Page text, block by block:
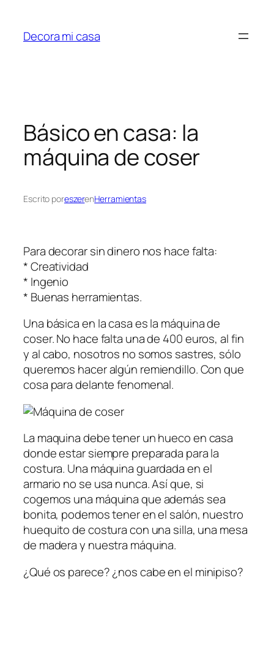
contenido
Decora mi casa
Básico en casa: la
máquina de coser
Escrito poreszerenHerramientas
Para decorar sin dinero nos hace falta:
* Creatividad
* Ingenio
* Buenas herramientas.
Una básica en la casa es la máquina de
coser. No hace falta una de 400 euros, al fin
y al cabo, nosotros no somos sastres, sólo
queremos hacer algún remiendillo. Con que
cosa para delante fenomenal.
La maquina debe tener un hueco en casa
donde estar siempre preparada para la
costura. Una máquina guardada en el
armario no se usa nunca. Así que, si
cogemos una máquina que además sea
bonita, podemos tener en el salón, nuestro
huequito de costura con una silla, una mesa
de madera y nuestra máquina.
¿Qué os parece? ¿nos cabe en el minipiso?